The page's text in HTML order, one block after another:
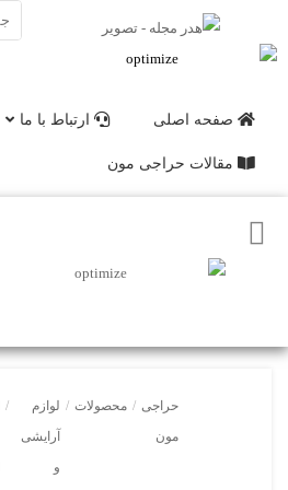
صفحه اصلی ارتباط با ما
مقالات حراجی مون
حراجی
مون
/ محصولات / لوازم
آرایشی
و
/